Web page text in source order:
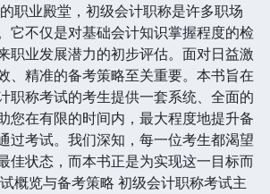
职业殿堂，初级会计职称是许多职场
它不仅是对基础会计知识掌握程度的检
职业发展潜力的初步评估。面对日益激
、精准的备考策略至关重要。本书旨在
职称考试的考生提供一套系统、全面的
您在有限的时间内，最大程度地提升备
过考试。我们深知，每一位考生都渴望
佳状态，而本书正是为实现这一目标而
概览与备考策略 初级会计职称考试主